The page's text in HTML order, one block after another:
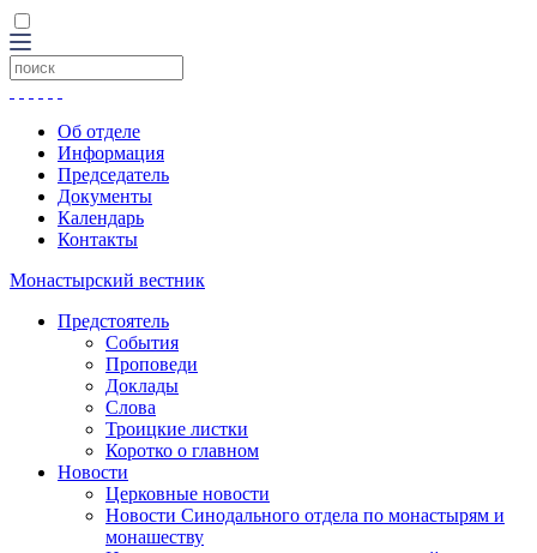
Об отделе
Информация
Председатель
Документы
Календарь
Контакты
Монастырский вестник
Предстоятель
События
Проповеди
Доклады
Слова
Троицкие листки
Коротко о главном
Новости
Церковные новости
Новости Синодального отдела по монастырям и
монашеству